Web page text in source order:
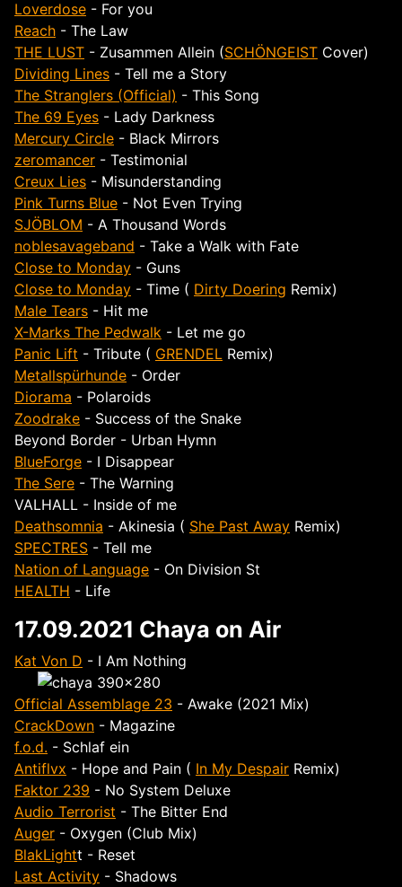
Loverdose - For you
Reach - The Law
THE LUST - Zusammen Allein (SCHÖNGEIST Cover)
Dividing Lines - Tell me a Story
The Stranglers (Official) - This Song
The 69 Eyes - Lady Darkness
Mercury Circle - Black Mirrors
zeromancer - Testimonial
Creux Lies - Misunderstanding
Pink Turns Blue - Not Even Trying
SJÖBLOM - A Thousand Words
noblesavageband - Take a Walk with Fate
Close to Monday - Guns
Close to Monday - Time ( Dirty Doering Remix)
Male Tears - Hit me
X-Marks The Pedwalk - Let me go
Panic Lift - Tribute ( GRENDEL Remix)
Metallspürhunde - Order
Diorama - Polaroids
Zoodrake - Success of the Snake
Beyond Border - Urban Hymn
BlueForge - I Disappear
The Sere - The Warning
VALHALL - Inside of me
Deathsomnia - Akinesia ( She Past Away Remix)
SPECTRES - Tell me
Nation of Language - On Division St
HEALTH - Life
17.09.2021 Chaya on Air
Kat Von D - I Am Nothing
Official Assemblage 23 - Awake (2021 Mix)
CrackDown - Magazine
f.o.d. - Schlaf ein
Antiflvx - Hope and Pain ( In My Despair Remix)
Faktor 239 - No System Deluxe
Audio Terrorist - The Bitter End
Auger - Oxygen (Club Mix)
BlakLightt - Reset
Last Activity - Shadows